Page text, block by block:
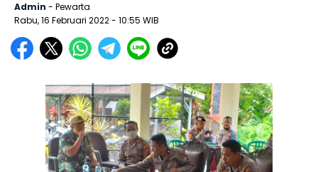
Admin - Pewarta
Rabu, 16 Februari 2022- 10:55 WIB